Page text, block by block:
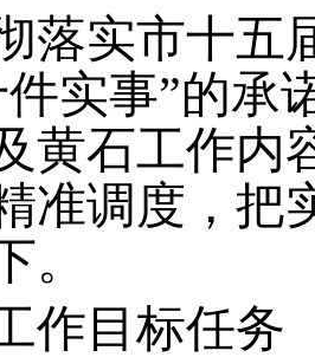
落实市十五
件实事”的承
黄石工作内
准调度，把
。
作目标任务